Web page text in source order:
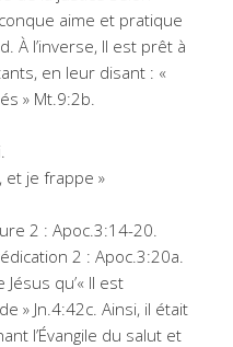
aime et pratique
À l’inverse, Il est prêt à
en leur disant : «
» Mt.9:2b.
et je frappe »
2 : Apoc.3:14-20.
2 : Apoc.3:20a.
qu’« Il est
» Jn.4:42c. Ainsi, il était
l’Évangile du salut et